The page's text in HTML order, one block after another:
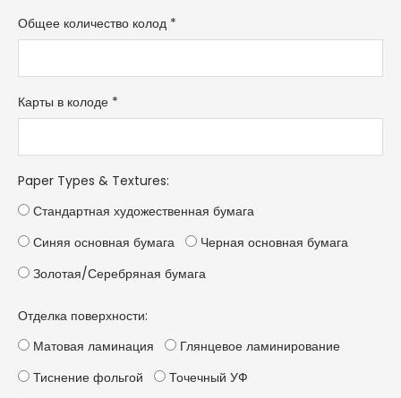
Общее количество колод *
Карты в колоде *
Paper Types & Textures:
Стандартная художественная бумага
Синяя основная бумага
Черная основная бумага
Золотая/Серебряная бумага
Отделка поверхности:
Матовая ламинация
Глянцевое ламинирование
Тиснение фольгой
Точечный УФ